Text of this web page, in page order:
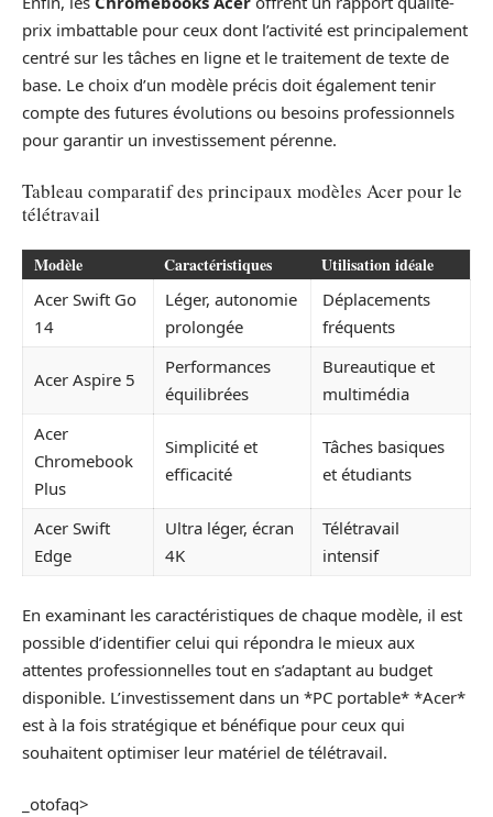
prix imbattable pour ceux dont l’activité est principalement
centré sur les tâches en ligne et le traitement de texte de
base. Le choix d’un modèle précis doit également tenir
compte des futures évolutions ou besoins professionnels
pour garantir un investissement pérenne.
Tableau comparatif des principaux modèles Acer pour le
télétravail
Modèle Caractéristiques Utilisation idéale
Acer Swift Go
14
Léger, autonomie
prolongée
Déplacements
fréquents
Acer Aspire 5
Performances
équilibrées
Bureautique et
multimédia
Acer
Chromebook
Plus
Simplicité et
efficacité
Tâches basiques
et étudiants
Acer Swift
Edge
Ultra léger, écran
4K
Télétravail
intensif
En examinant les caractéristiques de chaque modèle, il est
possible d’identifier celui qui répondra le mieux aux
attentes professionnelles tout en s’adaptant au budget
disponible. L’investissement dans un *PC portable* *Acer*
est à la fois stratégique et bénéfique pour ceux qui
souhaitent optimiser leur matériel de télétravail.
_otofaq>